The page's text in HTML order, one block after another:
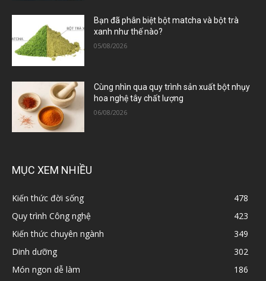
Bạn đã phân biệt bột matcha và bột trà
xanh như thế nào?
05/08/2026
Cùng nhìn qua quy trình sản xuất bột nhụy
hoa nghệ tây chất lượng
06/08/2026
MỤC XEM NHIỀU
Kiến thức đời sống
478
Quy trình Công nghệ
423
Kiến thức chuyên ngành
349
Dinh dưỡng
302
Món ngon dễ làm
186